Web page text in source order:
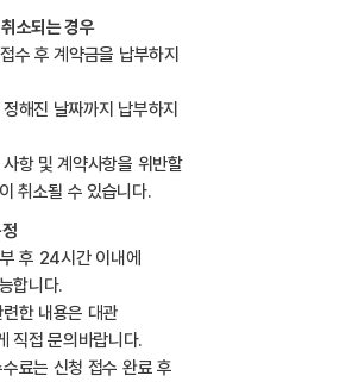
소되는 경우
수 후 계약금을 납부하지
해진 날짜까지 납부하지
항 및 계약사항을 위반할
취소될 수 있습니다.
후 24시간 이내에
합니다.
한 내용은 대관
직접 문의바랍니다.
료는 신청 접수 완료 후